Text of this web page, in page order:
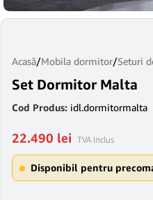
Acasă/Mobila dormitor/Seturi
Set Dormitor Malta
Cod Produs: idl.dormitormalta
22.490 lei TVA Inclus
Disponibil pentru